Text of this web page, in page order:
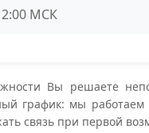
МСК
Вы решаете
график: мы работаем
связь при первой